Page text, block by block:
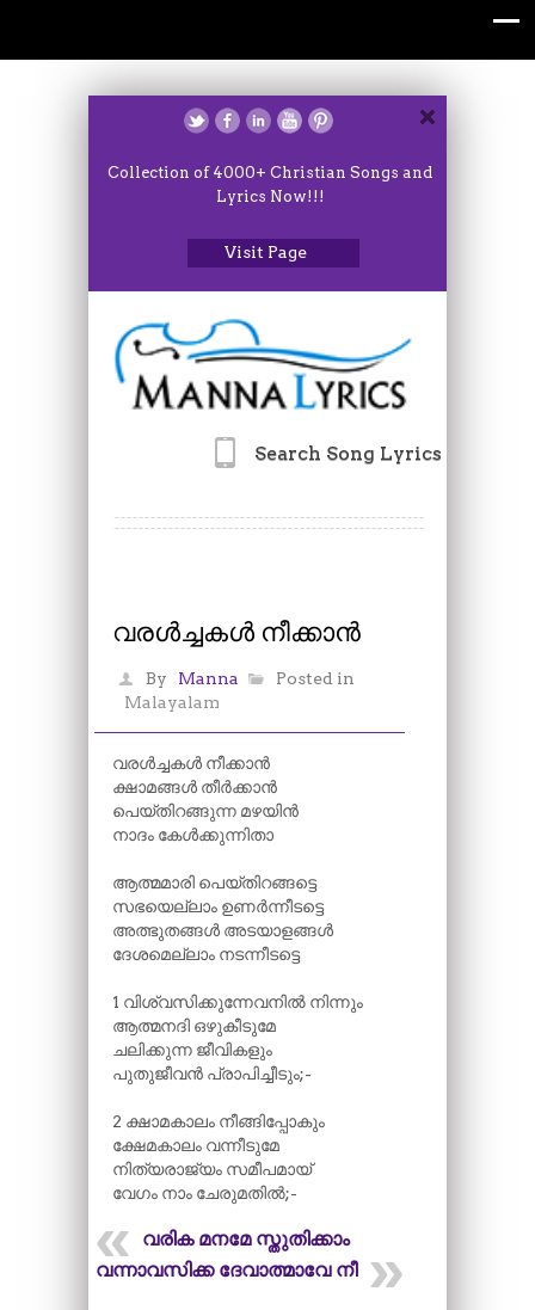
Collection of 4000+ Christian Songs and
Lyrics Now!!!
Visit Page
Search Song Lyrics
വരൾച്ചകൾ നീക്കാൻ
By Manna
Posted in
Malayalam
വരൾച്ചകൾ നീക്കാൻ
ക്ഷാമങ്ങൾ തീർക്കാൻ
പെയ്തിറങ്ങുന്ന മഴയിൻ
നാദം കേൾക്കുന്നിതാ
ആത്മമാരി പെയ്തിറങ്ങട്ടെ
സഭയെല്ലാം ഉണർന്നീടട്ടെ
അത്ഭുതങ്ങൾ അടയാളങ്ങൾ
ദേശമെല്ലാം നടന്നീടട്ടെ
1 വിശ്വസിക്കുന്നേവനിൽ നിന്നും
ആത്മനദി ഒഴുകീടുമേ
ചലിക്കുന്ന ജീവികളും
പുതുജീവൻ പ്രാപിച്ചീടും;-
2 ക്ഷാമകാലം നീങ്ങിപ്പോകും
ക്ഷേമകാലം വന്നീടുമേ
നിത്യരാജ്യം സമീപമായ്
വേഗം നാം ചേരുമതിൽ;-
വരിക മനമേ സ്തുതിക്കാം
വന്നാവസിക്ക ദേവാത്മാവേ നീ